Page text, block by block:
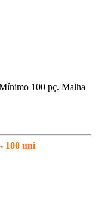
100 pç. Malha
100 uni